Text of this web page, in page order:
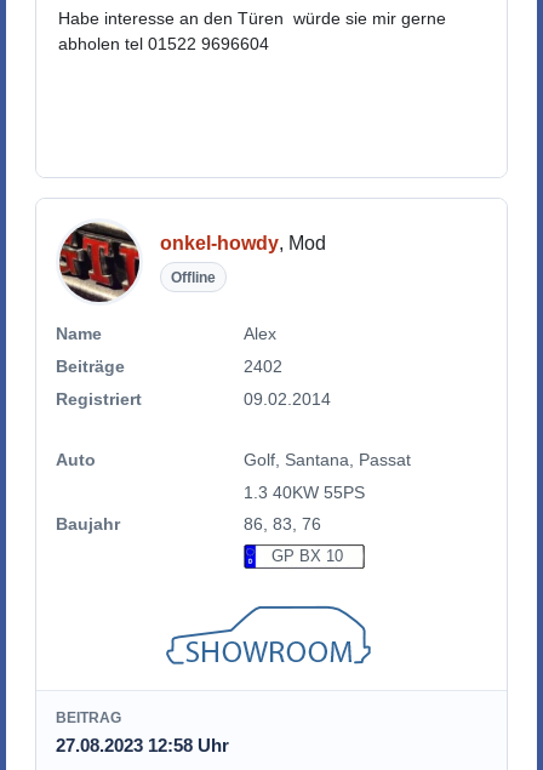
Habe interesse an den Türen würde sie mir gerne
abholen tel 01522 9696604
onkel-howdy, Mod
Offline
Name
Alex
Beiträge
2402
Registriert
09.02.2014
Auto
Golf, Santana, Passat
1.3 40KW 55PS
Baujahr
86, 83, 76
GP BX 10
BEITRAG
27.08.2023 12:58 Uhr